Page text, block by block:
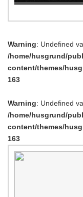
Warning: Undefined
/home/husgrund/
content/themes/
163
Warning: Undefined
/home/husgrund/
content/themes/
163